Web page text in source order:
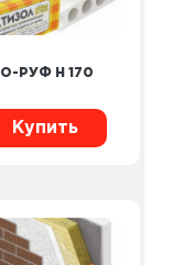
РУФ Н 170
Купить